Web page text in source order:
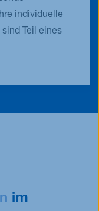
individuelle
Teil eines
im